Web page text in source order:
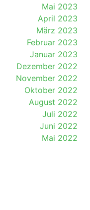
Mai 2023
April 2023
März 2023
Februar 2023
Januar 2023
Dezember 2022
November 2022
Oktober 2022
August 2022
Juli 2022
Juni 2022
Mai 2022